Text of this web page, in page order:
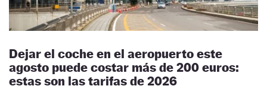
Dejar el coche en el aeropuerto este
agosto puede costar más de 200 euros:
estas son las tarifas de 2026